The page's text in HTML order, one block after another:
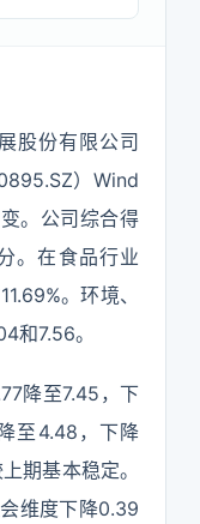
股份有限公司
）Wind
。公司综合得
。在食品行业
。环境、
和7.56。
降至7.45，下
至4.48，下降
期基本稳定。
维度下降0.39